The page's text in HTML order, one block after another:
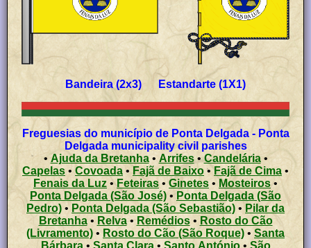
Bandeira (2x3) Estandarte (1X1)
Freguesias do município de Ponta Delgada - Ponta
Delgada municipality civil parishes
• Ajuda da Bretanha• Arrifes•Candelária•
Capelas •Covoada • Fajã de Baixo •Fajã de Cima •
Fenais da Luz •Feteiras •Ginetes • Mosteiros•
Ponta Delgada (São José) • Ponta Delgada (São
Pedro) • Ponta Delgada (São Sebastião) • Pilar da
Bretanha• Relva• Remédios• Rosto do Cão
(Livramento) • Rosto do Cão (São Roque) • Santa
Bárbara• Santa Clara• Santo António• São